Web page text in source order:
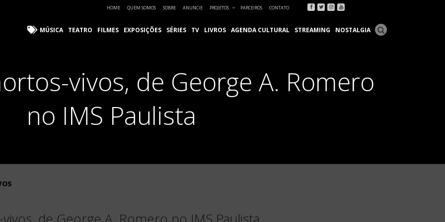
HOME QUEM SOMOS SOBRE ANUNCIE PROJETOS PARCEIROS CONTATO Facebook
Twitter
Instagram
Youtube
MÚSICA TEATRO FILMES EXPOSIÇÕES SÉRIES TV LIVROS AGENDA CULTURAL STREAMING NOSTALGIA
vivos, de George A. Romero
no IMS Paulista
de George A. Romero no IMS Paulista